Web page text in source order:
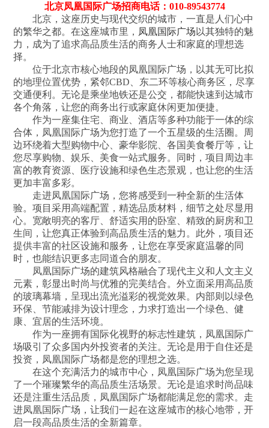
北京凤凰国际广场招商电话：010-89543774
北京，这座历史与现代交织的城市，一直是人们心中
的繁华之都。在这座城市里， 凤凰国际广场 以其独特的魅
力，成为了追求高品质生活的商务人士和家庭的理想选
择。
位于北京市核心地段的凤凰国际广场，以其无可比拟
的地理位置优势，紧邻CBD、东二环等核心商务区，尽享
交通便利。无论是乘坐地铁还是公交，都能快速到达城市
各个角落，让您的商务出行或家庭休闲更加便捷。
作为一座集住宅、商业、酒店等多种功能于一体的综
合体，凤凰国际广场为您打造了一个五星级的生活圈。周
边环绕着大型购物中心、豪华影院、各国美食餐厅等，让
您尽享购物、娱乐、美食一站式服务。同时，项目周边丰
富的教育资源、医疗设施和绿色生态景观，也让您的生活
更加丰富多彩。
走进凤凰国际广场，您将感受到一种全新的生活体
验。项目采用高端配置，精选品质材料，细节之处尽显用
心。宽敞明亮的客厅、舒适实用的卧室、精致的厨房和卫
生间，让您真正体验到高品质生活的魅力。此外，项目还
提供丰富的社区设施和服务，让您在享受家庭温馨的同
时，也能结识更多志同道合的朋友。
凤凰国际广场的建筑风格融合了现代主义和人文主义
元素，彰显出时尚与优雅的完美结合。外立面采用高品质
的玻璃幕墙，呈现出流光溢彩的视觉效果。内部则以绿色
环保、节能减排为设计理念，力求打造出一个绿色、健
康、宜居的生活环境。
作为一座拥有国际化视野的标志性建筑，凤凰国际广
场吸引了众多国内外投资者的关注。无论是用于自住还是
投资，凤凰国际广场都是您的理想之选。
在这个充满活力的城市中心，凤凰国际广场为您呈现
了一个璀璨繁华的高品质生活场景。无论是追求时尚品味
还是注重生活品质，凤凰国际广场都能满足您的需求。走
进凤凰国际广场，让我们一起在这座城市的核心地带，开
启一段高品质生活的全新篇章。